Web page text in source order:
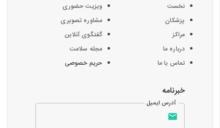
نخست
پزشکان
مراکز
درباره ما
تماس با ما
ویزیت حضوری
مشاوره تصویری
گفتگوی آنلاین
مجله سلامت
حریم خصوصی
خبرنامه
آدرس ایمیل